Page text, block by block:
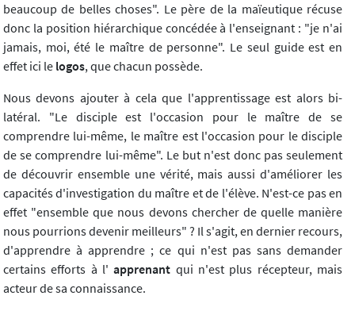
beaucoup de belles choses". Le père de la maïeutique récuse
donc la position hiérarchique concédée à l'enseignant : "je n'ai
jamais, moi, été le maître de personne". Le seul guide est en
effet ici le logos, que chacun possède.
Nous devons ajouter à cela que l'apprentissage est alors bi-
latéral. "Le disciple est l'occasion pour le maître de se
comprendre lui-même, le maître est l'occasion pour le disciple
de se comprendre lui-même". Le but n'est donc pas seulement
de découvrir ensemble une vérité, mais aussi d'améliorer les
capacités d'investigation du maître et de l'élève. N'est-ce pas en
effet "ensemble que nous devons chercher de quelle manière
nous pourrions devenir meilleurs" ? Il s'agit, en dernier recours,
d'apprendre à apprendre ; ce qui n'est pas sans demander
certains efforts à l' apprenant qui n'est plus récepteur, mais
acteur de sa connaissance.